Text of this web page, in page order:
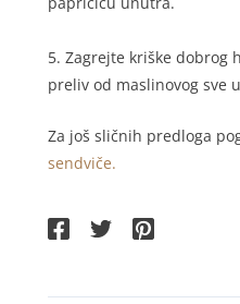
5. Zagrejte kriške dobrog
preliv od maslinovog sve
Za još sličnih predloga
sendviče.